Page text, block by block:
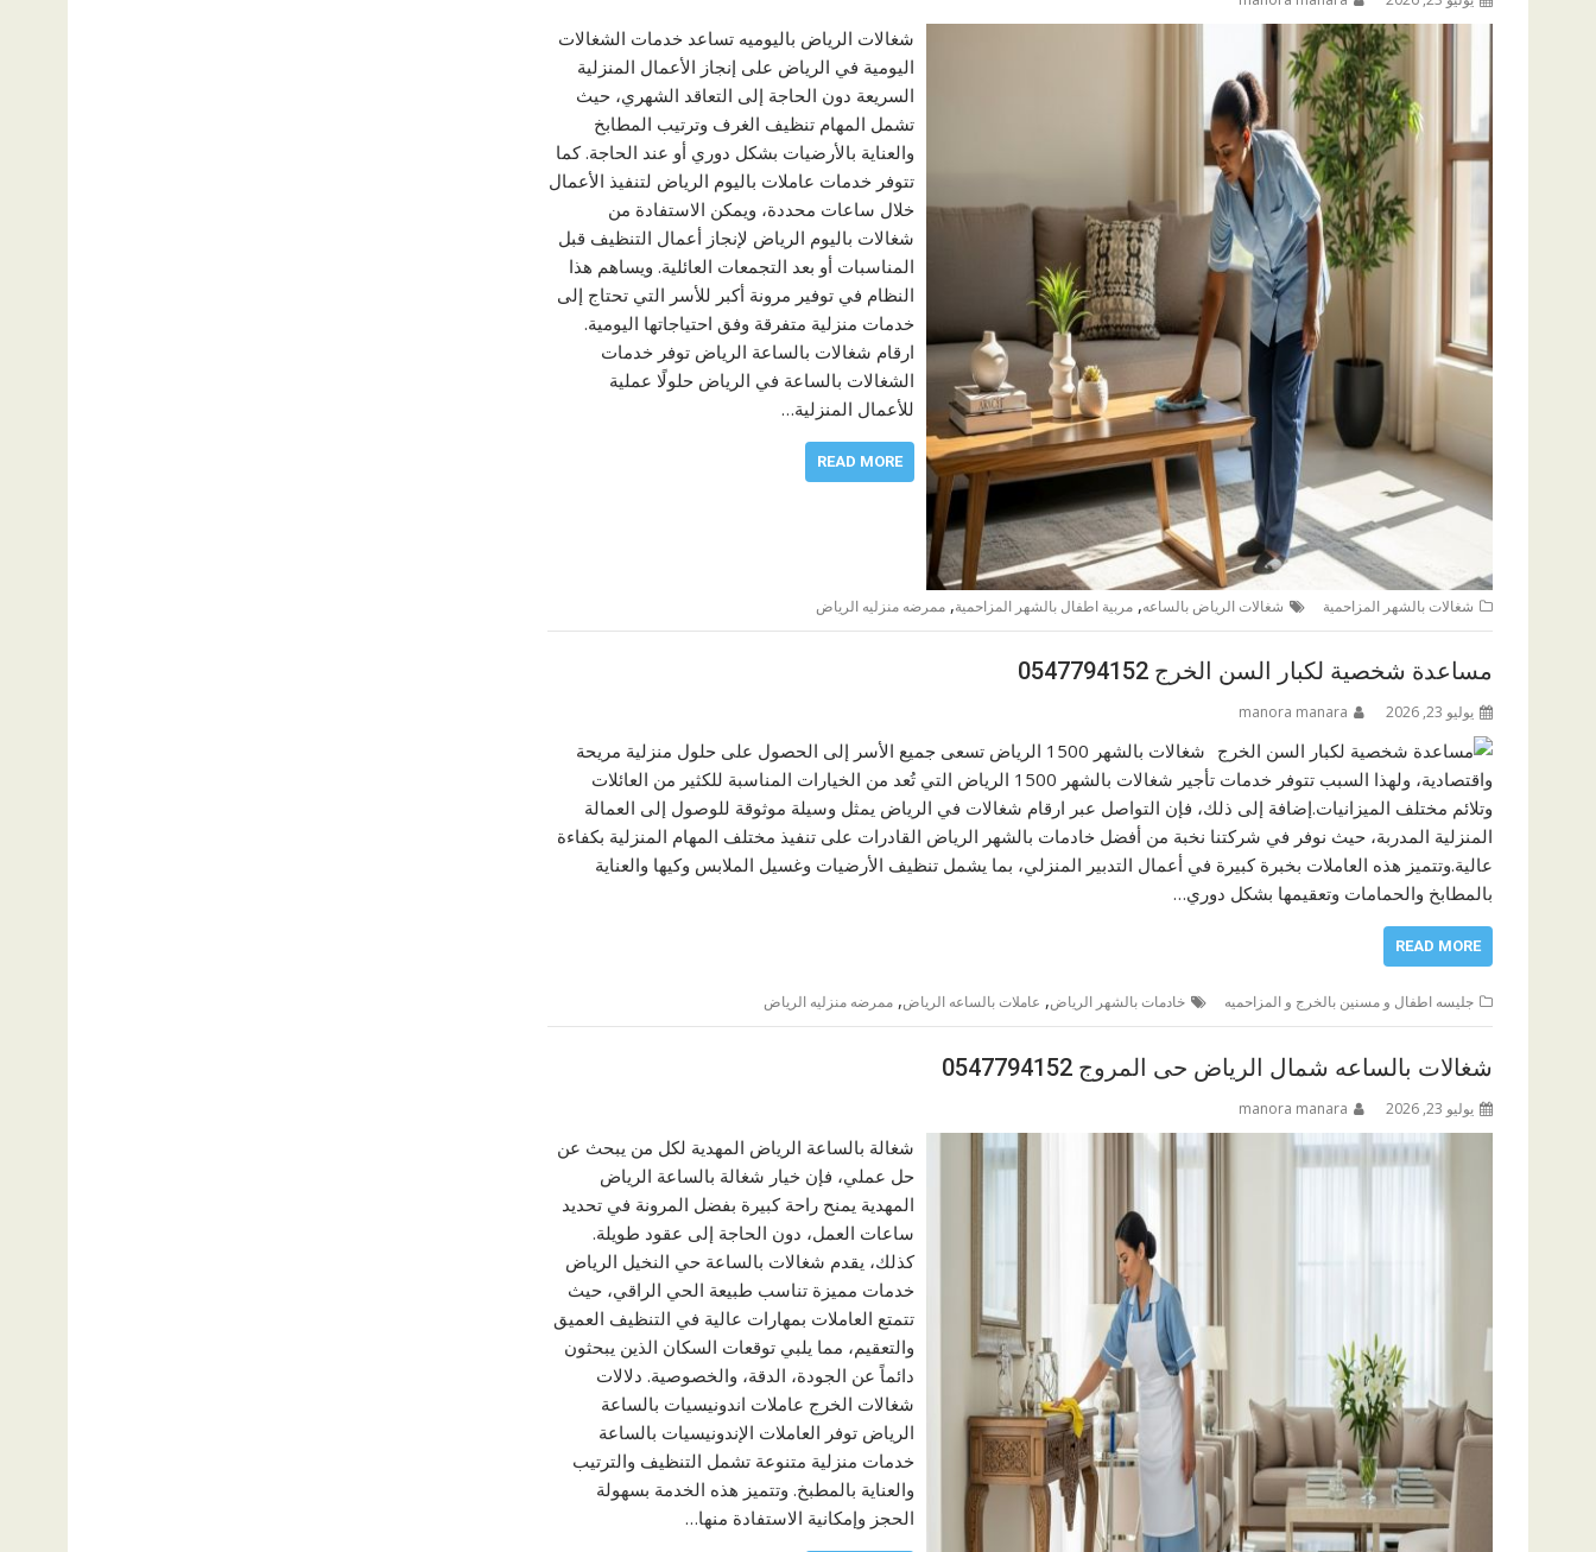
شغالات الرياض باليوميه تساعد خدمات الشغالات
اليومية في الرياض على إنجاز الأعمال المنزلية
السريعة دون الحاجة إلى التعاقد الشهري، حيث
تشمل المهام تنظيف الغرف وترتيب المطابخ
والعناية بالأرضيات بشكل دوري أو عند الحاجة. كما
تتوفر خدمات عاملات باليوم الرياض لتنفيذ الأعمال
خلال ساعات محددة، ويمكن الاستفادة من
شغالات باليوم الرياض لإنجاز أعمال التنظيف قبل
المناسبات أو بعد التجمعات العائلية. ويساهم هذا
النظام في توفير مرونة أكبر للأسر التي تحتاج إلى
خدمات منزلية متفرقة وفق احتياجاتها اليومية.
ارقام شغالات بالساعة الرياض توفر خدمات
الشغالات بالساعة في الرياض حلولًا عملية
للأعمال المنزلية…
READ MORE
شغالات بالشهر المزاحمية شغالات الرياض بالساعه, مربية اطفال بالشهر المزاحمية, ممرضه منزليه الرياض
مساعدة شخصية لكبار السن الخرج 0547794152
يوليو 23, 2026 manora manara
شغالات بالشهر 1500 الرياض تسعى جميع الأسر إلى الحصول على حلول منزلية مريحة
واقتصادية، ولهذا السبب تتوفر خدمات تأجير شغالات بالشهر 1500 الرياض التي تُعد من الخيارات المناسبة للكثير من العائلات
وتلائم مختلف الميزانيات.إضافة إلى ذلك، فإن التواصل عبر ارقام شغالات في الرياض يمثل وسيلة موثوقة للوصول إلى العمالة
المنزلية المدربة، حيث نوفر في شركتنا نخبة من أفضل خادمات بالشهر الرياض القادرات على تنفيذ مختلف المهام المنزلية بكفاءة
عالية.وتتميز هذه العاملات بخبرة كبيرة في أعمال التدبير المنزلي، بما يشمل تنظيف الأرضيات وغسيل الملابس وكيها والعناية
بالمطابخ والحمامات وتعقيمها بشكل دوري…
READ MORE
جليسه اطفال و مسنين بالخرج و المزاحميه خادمات بالشهر الرياض, عاملات بالساعه الرياض, ممرضه منزليه الرياض
شغالات بالساعه شمال الرياض حى المروج 0547794152
يوليو 23, 2026 manora manara
شغالة بالساعة الرياض المهدية لكل من يبحث عن
حل عملي، فإن خيار شغالة بالساعة الرياض
المهدية يمنح راحة كبيرة بفضل المرونة في تحديد
ساعات العمل، دون الحاجة إلى عقود طويلة.
كذلك، يقدم شغالات بالساعة حي النخيل الرياض
خدمات مميزة تناسب طبيعة الحي الراقي، حيث
تتمتع العاملات بمهارات عالية في التنظيف العميق
والتعقيم، مما يلبي توقعات السكان الذين يبحثون
دائماً عن الجودة، الدقة، والخصوصية. دلالات
شغالات الخرج عاملات اندونيسيات بالساعة
الرياض توفر العاملات الإندونيسيات بالساعة
خدمات منزلية متنوعة تشمل التنظيف والترتيب
والعناية بالمطبخ. وتتميز هذه الخدمة بسهولة
الحجز وإمكانية الاستفادة منها…